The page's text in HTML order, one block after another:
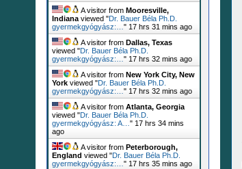
A visitor from Mooresville,
Indiana viewed "Dr. Bauer Béla Ph.D.
gyermekgyógyász:… " 17 hrs 31 mins ago
A visitor from Dallas, Texas
viewed "Dr. Bauer Béla Ph.D.
gyermekgyógyász:… " 17 hrs 32 mins ago
A visitor from New York City, New
York viewed "Dr. Bauer Béla Ph.D.
gyermekgyógyász:… " 17 hrs 32 mins ago
A visitor from Atlanta, Georgia
viewed "Dr. Bauer Béla Ph.D.
gyermekgyógyász: A… " 17 hrs 34 mins
ago
A visitor from Peterborough,
England viewed "Dr. Bauer Béla Ph.D.
gyermekgyógyász:… " 17 hrs 35 mins ago